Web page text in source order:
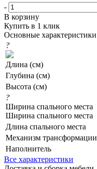
-
В корзину
Купить в 1 клик
Основные характеристики
?
Длина (см)
Глубина (см)
Высота (см)
?
Ширина спального места
Ширина спального места
Длина спального места
Механизм трансформации
Наполнитель
Все характеристики